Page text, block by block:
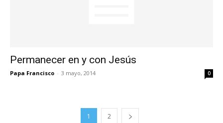
Permanecer en y con Jesús
Papa Francisco - 3 mayo, 2014 0
1 2